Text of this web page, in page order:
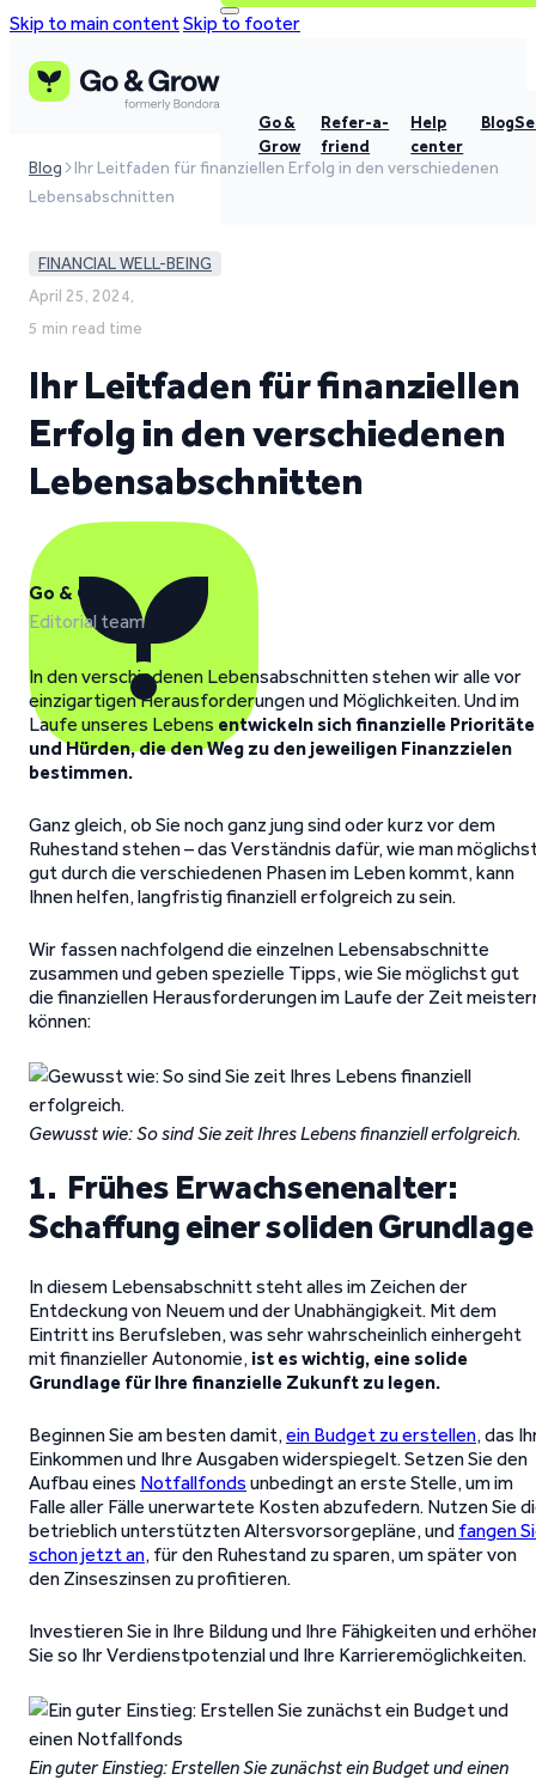
Skip to main contentSkip to footer
Go &
Grow
Refer-a-
friend
Help
center
Blog
Blog
Ihr Leitfaden für finanziellen Erfolg in den verschiedenen
Lebensabschnitten
FINANCIAL WELL-BEING
April 25, 2024,
5 min read time
Ihr Leitfaden für finanziellen
Erfolg in den verschiedenen
Lebensabschnitten
Go & Grow
Editorial team
In den verschiedenen Lebensabschnitten stehen wir alle vor
einzigartigen Herausforderungen und Möglichkeiten. Und im
Laufe unseres Lebens entwickeln sich finanzielle
und Hürden, die den Weg zu den jeweiligen Finanzzielen
bestimmen.
Ganz gleich, ob Sie noch ganz jung sind oder kurz vor dem
Ruhestand stehen – das Verständnis dafür, wie man
gut durch die verschiedenen Phasen im Leben kommt, kann
Ihnen helfen, langfristig finanziell erfolgreich zu sein.
Wir fassen nachfolgend die einzelnen Lebensabschnitte
zusammen und geben spezielle Tipps, wie Sie möglichst gut
die finanziellen Herausforderungen im Laufe der Zeit
können:
Gewusst wie: So sind Sie zeit Ihres Lebens finanziell erfolgreich.
1. Frühes Erwachsenenalter:
Schaffung einer soliden Grundlage
In diesem Lebensabschnitt steht alles im Zeichen der
Entdeckung von Neuem und der Unabhängigkeit. Mit dem
Eintritt ins Berufsleben, was sehr wahrscheinlich einhergeht
mit finanzieller Autonomie, ist es wichtig, eine solide
Grundlage für Ihre finanzielle Zukunft zu legen.
Beginnen Sie am besten damit,ein Budget zu erstellen, das
Einkommen und Ihre Ausgaben widerspiegelt. Setzen Sie den
Aufbau eines Notfallfonds unbedingt an erste Stelle, um im
Falle aller Fälle unerwartete Kosten abzufedern. Nutzen Sie
betrieblich unterstützten Altersvorsorgepläne, und fangen
schon jetzt an, für den Ruhestand zu sparen, um später von
den Zinseszinsen zu profitieren.
Investieren Sie in Ihre Bildung und Ihre Fähigkeiten und
Sie so Ihr Verdienstpotenzial und Ihre Karrieremöglichkeiten.
Ein guter Einstieg: Erstellen Sie zunächst ein Budget und einen